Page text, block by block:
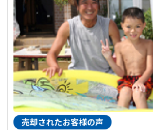
売却されたお客様の声